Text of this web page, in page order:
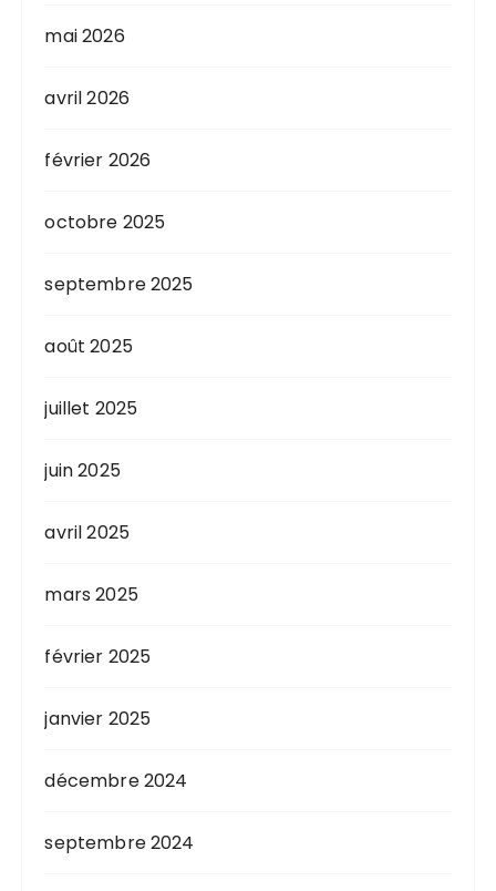
mai 2026
avril 2026
février 2026
octobre 2025
septembre 2025
août 2025
juillet 2025
juin 2025
avril 2025
mars 2025
février 2025
janvier 2025
décembre 2024
septembre 2024